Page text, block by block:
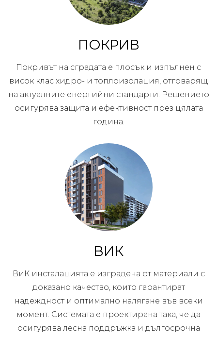
ПОКРИВ
Покривът на сградата е плосък и изпълнен с
висок клас хидро- и топлоизолация, отговарящ
на актуалните енергийни стандарти. Решението
осигурява защита и ефективност през цялата
година.
ВИК
ВиК инсталацията е изградена от материали с
доказано качество, които гарантират
надеждност и оптимално налягане във всеки
момент. Системата е проектирана така, че да
осигурява лесна поддръжка и дългосрочна